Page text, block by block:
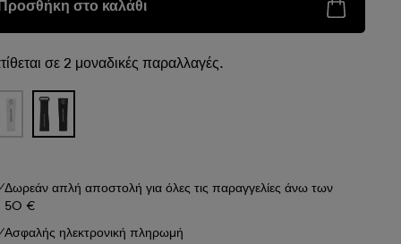
στο καλάθι
σε 2 μοναδικές παραλλαγές.
Δωρεάν απλή αποστολή για όλες τις παραγγελίες άνω των
50 €
Ασφαλής ηλεκτρονική πληρωμή